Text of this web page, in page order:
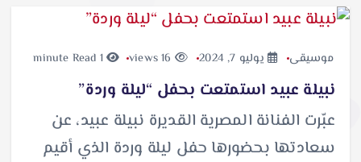
موسيقى يوليو 7, 2024 1 minute Read
نبيلة عبيد استمتعت بحفل “ليلة وردة”
عبّرت الفنانة المصرية القديرة نبيلة عبيد، عن
سعادتها بحضورها حفل ليلة وردة الذي أقيم